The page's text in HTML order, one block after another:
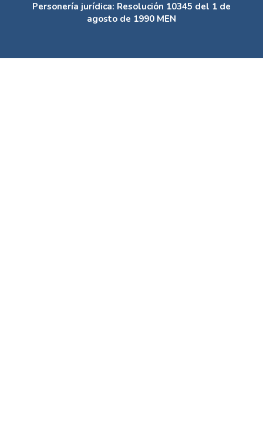
Personería jurídica: Resolución 10345 del 1 de
agosto de 1990 MEN